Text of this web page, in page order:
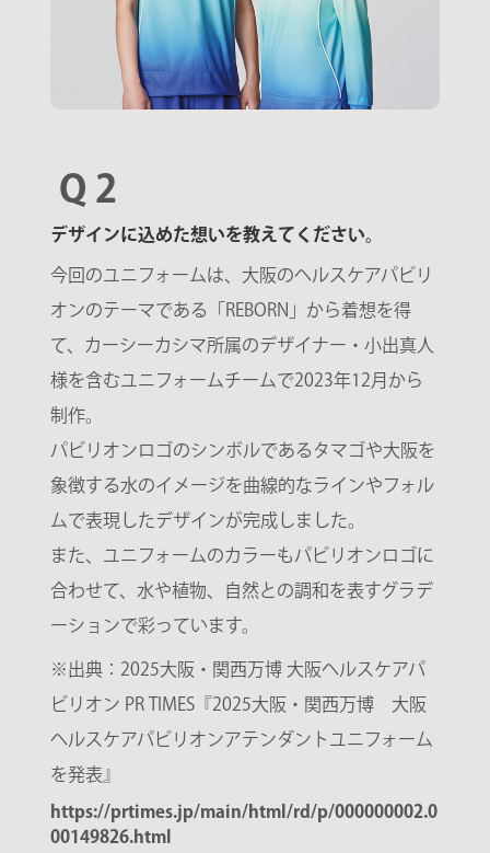
Q 2
デザインに込めた想いを教えてください。
今回のユニフォームは、大阪のヘルスケアパビリ
オンのテーマである「REBORN」から着想を得
て、カーシーカシマ所属のデザイナー・小出真人
様を含むユニフォームチームで2023年12月から
制作。
パビリオンロゴのシンボルであるタマゴや大阪を
象徴する水のイメージを曲線的なラインやフォル
ムで表現したデザインが完成しました。
また、ユニフォームのカラーもパビリオンロゴに
合わせて、水や植物、自然との調和を表すグラデ
ーションで彩っています。
※出典：2025大阪・関西万博 大阪ヘルスケアパ
ビリオン PR TIMES『2025大阪・関西万博 大阪
ヘルスケアパビリオンアテンダントユニフォーム
を発表』
https://prtimes.jp/main/html/rd/p/000000002.0
00149826.html